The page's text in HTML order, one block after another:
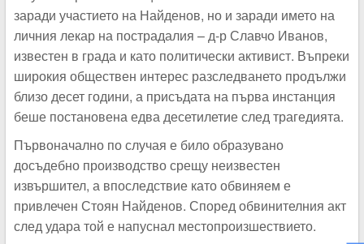
заради участието на Найденов, но и заради името на
личния лекар на пострадалия – д-р Славчо Иванов,
известен в града и като политически активист. Въпреки
широкия обществен интерес разследването продължи
близо десет години, а присъдата на първа инстанция
беше постановена едва десетилетие след трагедията.
Първоначално по случая е било образувано
досъдебно производство срещу неизвестен
извършител, а впоследствие като обвиняем е
привлечен Стоян Найденов. Според обвинителния акт
след удара той е напуснал местопроизшествието.